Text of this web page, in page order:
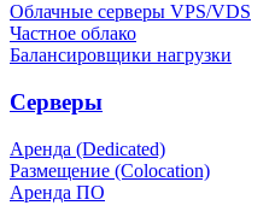
Облачные серверы VPS/VDS
Частное облако
Балансировщики нагрузки
Серверы
Аренда (Dedicated)
Размещение (Colocation)
Аренда ПО